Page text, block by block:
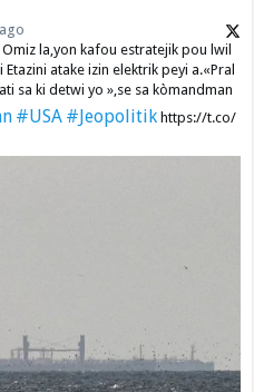
la,yon kafou estratejik pou lwil
atake izin elektrik peyi a.​«Pral
sa ki detwi yo »,se sa kòmandman
#USA #Jeopolitikhttps://t.co/